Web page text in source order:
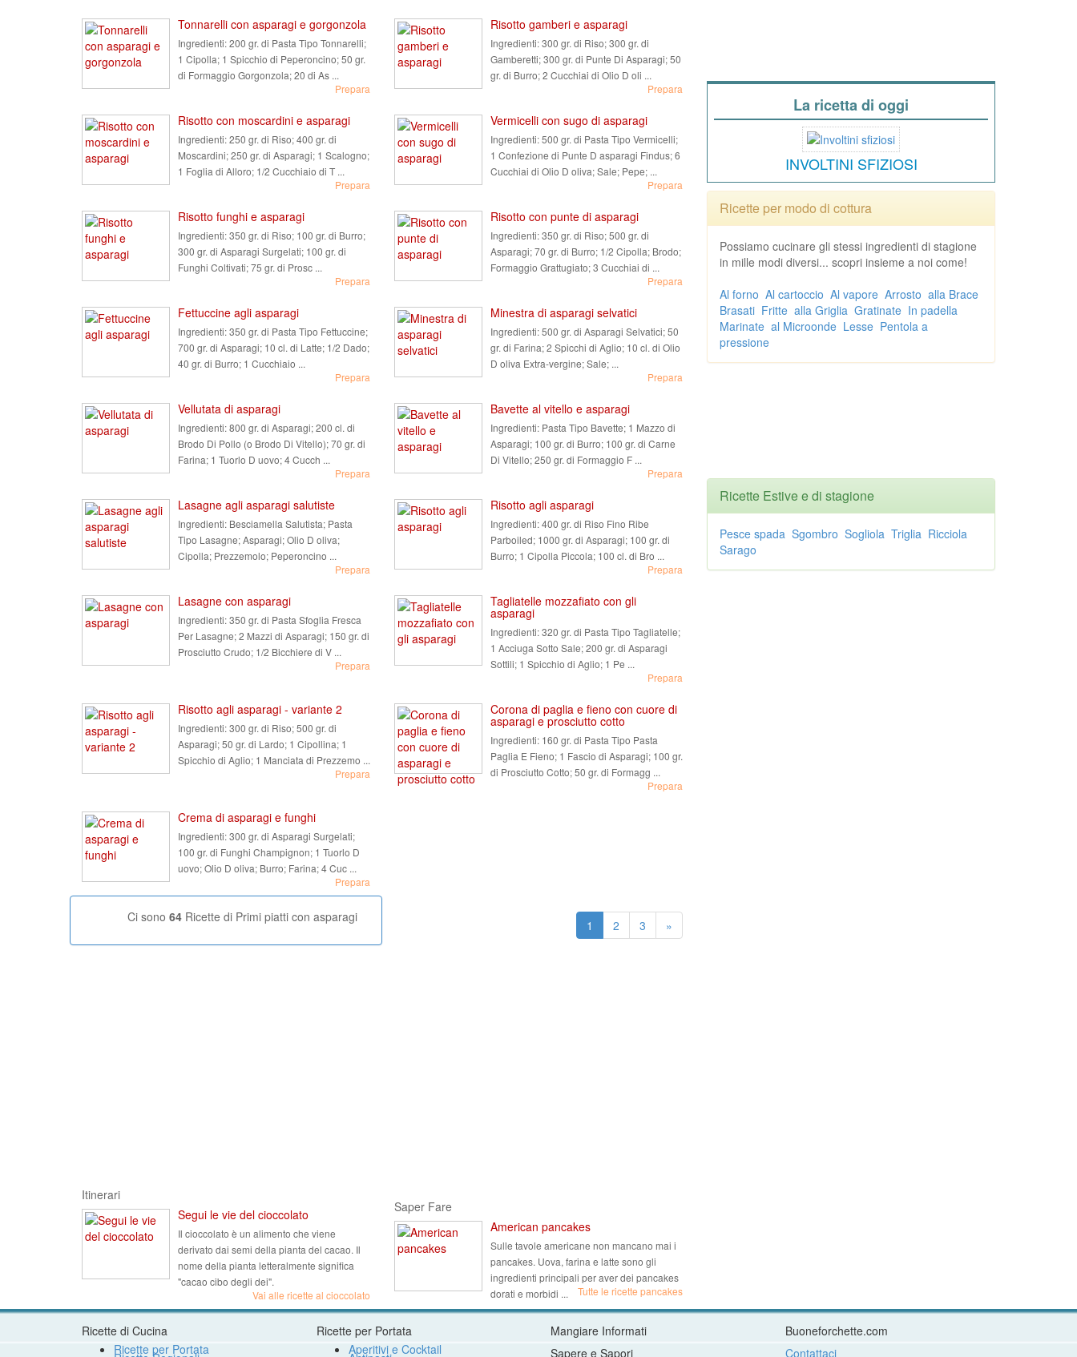
Tonnarelli con asparagi e gorgonzola
Ingredienti:200 gr. di Pasta Tipo Tonnarelli;
1 Cipolla; 1 Spicchio di Peperoncino; 50 gr.
di Formaggio Gorgonzola; 20 di As ...
Prepara
Risotto gamberi e asparagi
Ingredienti:300 gr. di Riso; 300 gr. di
Gamberetti; 300 gr. di Punte Di Asparagi; 50
gr. di Burro; 2 Cucchiai di Olio D oli ...
Prepara
Risotto con moscardini e asparagi
Ingredienti:250 gr. di Riso; 400 gr. di
Moscardini; 250 gr. di Asparagi; 1 Scalogno;
1 Foglia di Alloro; 1/2 Cucchiaio di T ...
Prepara
Vermicelli con sugo di asparagi
Ingredienti:500 gr. di Pasta Tipo Vermicelli;
1 Confezione di Punte D asparagi Findus; 6
Cucchiai di Olio D oliva; Sale; Pepe; ...
Prepara
Risotto funghi e asparagi
Ingredienti:350 gr. di Riso; 100 gr. di Burro;
300 gr. di Asparagi Surgelati; 100 gr. di
Funghi Coltivati; 75 gr. di Prosc ...
Prepara
Risotto con punte di asparagi
Ingredienti:350 gr. di Riso; 500 gr. di
Asparagi; 70 gr. di Burro; 1/2 Cipolla; Brodo;
Formaggio Grattugiato; 3 Cucchiai di ...
Prepara
Fettuccine agli asparagi
Ingredienti:350 gr. di Pasta Tipo Fettuccine;
700 gr. di Asparagi; 10 cl. di Latte; 1/2 Dado;
40 gr. di Burro; 1 Cucchiaio ...
Prepara
Minestra di asparagi selvatici
Ingredienti:500 gr. di Asparagi Selvatici; 50
gr. di Farina; 2 Spicchi di Aglio; 10 cl. di Olio
D oliva Extra-vergine; Sale; ...
Prepara
Vellutata di asparagi
Ingredienti:800 gr. di Asparagi; 200 cl. di
Brodo Di Pollo (o Brodo Di Vitello); 70 gr. di
Farina; 1 Tuorlo D uovo; 4 Cucch ...
Prepara
Bavette al vitello e asparagi
Ingredienti: Pasta Tipo Bavette; 1 Mazzo di
Asparagi; 100 gr. di Burro; 100 gr. di Carne
Di Vitello; 250 gr. di Formaggio F ...
Prepara
Lasagne agli asparagi salutiste
Ingredienti: Besciamella Salutista; Pasta
Tipo Lasagne; Asparagi; Olio D oliva;
Cipolla; Prezzemolo; Peperoncino ...
Prepara
Risotto agli asparagi
Ingredienti:400 gr. di Riso Fino Ribe
Parboiled; 1000 gr. di Asparagi; 100 gr. di
Burro; 1 Cipolla Piccola; 100 cl. di Bro ...
Prepara
Lasagne con asparagi
Ingredienti:350 gr. di Pasta Sfoglia Fresca
Per Lasagne; 2 Mazzi di Asparagi; 150 gr. di
Prosciutto Crudo; 1/2 Bicchiere di V ...
Prepara
Tagliatelle mozzafiato con gli
asparagi
Ingredienti:320 gr. di Pasta Tipo Tagliatelle;
1 Acciuga Sotto Sale; 200 gr. di Asparagi
Sottili; 1 Spicchio di Aglio; 1 Pe ...
Prepara
Risotto agli asparagi - variante 2
Ingredienti:300 gr. di Riso; 500 gr. di
Asparagi; 50 gr. di Lardo; 1 Cipollina; 1
Spicchio di Aglio; 1 Manciata di Prezzemo ...
Prepara
Corona di paglia e fieno con cuore di
asparagi e prosciutto cotto
Ingredienti: 160 gr. di Pasta Tipo Pasta
Paglia E Fieno; 1 Fascio di Asparagi; 100 gr.
di Prosciutto Cotto; 50 gr. di Formagg ...
Prepara
Crema di asparagi e funghi
Ingredienti:300 gr. di Asparagi Surgelati;
100 gr. di Funghi Champignon; 1 Tuorlo D
uovo; Olio D oliva; Burro; Farina; 4 Cuc ...
Prepara
Ci sono 64 Ricette di Primi piatti con asparagi
1 2 3 »
Itinerari
Segui le vie del cioccolato
Il cioccolato è un alimento che viene
derivato dai semi della pianta del cacao. Il
nome della pianta letteralmente significa
"cacao cibo degli dei".
Vai alle ricette al cioccolato
Saper Fare
American pancakes
Sulle tavole americane non mancano mai i
pancakes. Uova, farina e latte sono gli
ingredienti principali per aver dei pancakes
dorati e morbidi ...
Tutte le ricette pancakes
La ricetta di oggi
INVOLTINI SFIZIOSI
Ricette per modo di cottura
Possiamo cucinare gli stessi ingredienti di stagione
in mille modi diversi... scopri insieme a noi come!
Al forno Al cartoccio Al vapore Arrosto alla Brace
Brasati Fritte alla Griglia Gratinate In padella
Marinate al Microonde Lesse Pentola a
pressione
Ricette Estive e di stagione
Pesce spada Sgombro Sogliola Triglia Ricciola
Sarago
Ricette di Cucina
Ricette per Portata
Ricette per Portata
Aperitivi e Cocktail
Mangiare Informati
Sapere e Sapori
Buoneforchette.com
Contattaci